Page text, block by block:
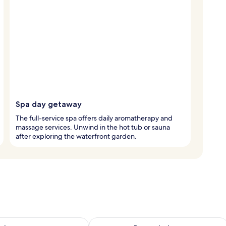
Spa day getaway
The full-service spa offers daily aromatherapy and
massage services. Unwind in the hot tub or sauna
after exploring the waterfront garden.
for i morgen, aug. 7 - aug. 8Sjekk tilgjengelighet for denne